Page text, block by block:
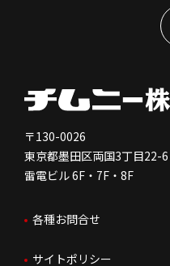
新型コロナウイルス対応
コーポレートガバナンス
免責事項
株価情報
IRお問合せ
会社を知る
人を知る
はたらく環境
人財育成
独立支援について
FC加盟店お問合せ
〒130-0026
東京都墨田区両国3丁目22-6
雷電ビル 6F・7F・8F
各種お問合せ
サイトポリシー